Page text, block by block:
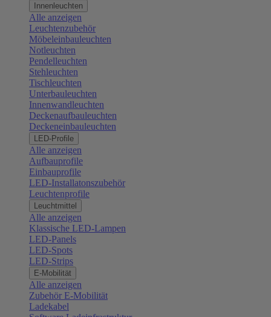
Innenleuchten
Alle anzeigen
Leuchtenzubehör
Möbeleinbauleuchten
Notleuchten
Pendelleuchten
Stehleuchten
Tischleuchten
Unterbauleuchten
Innenwandleuchten
Deckenaufbauleuchten
Deckeneinbauleuchten
LED-Profile
Alle anzeigen
Aufbauprofile
Einbauprofile
LED-Installatonszubehör
Leuchtenprofile
Leuchtmittel
Alle anzeigen
Klassische LED-Lampen
LED-Panels
LED-Spots
LED-Strips
E-Mobilität
Alle anzeigen
Zubehör E-Mobilität
Ladekabel